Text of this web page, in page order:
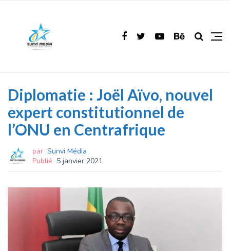
Diplomatie : Joël Aïvo, nouvel
expert constitutionnel de
l’ONU en Centrafrique
par Sunvi Média
Publié 5 janvier 2021